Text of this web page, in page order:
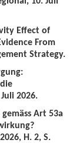
Effect of
From
Strategy.
2026.
Art 53a
H. 2, S.